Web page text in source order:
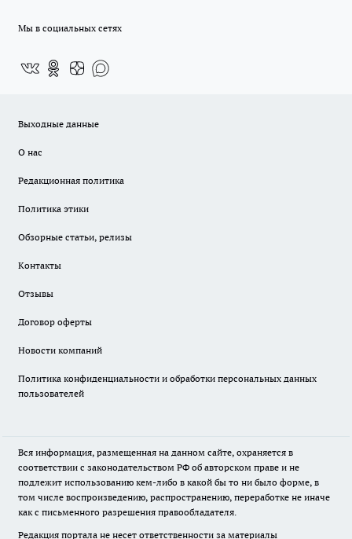
Мы в социальных сетях
Выходные данные
О нас
Редакционная политика
Политика этики
Обзорные статьи, релизы
Контакты
Отзывы
Договор оферты
Новости компаний
Политика конфиденциальности и обработки персональных данных
пользователей
Вся информация, размещенная на данном сайте, охраняется в
соответствии с законодательством РФ об авторском праве и не
подлежит использованию кем-либо в какой бы то ни было форме, в
том числе воспроизведению, распространению, переработке не иначе
как с письменного разрешения правообладателя.
Редакция портала не несет ответственности за материалы